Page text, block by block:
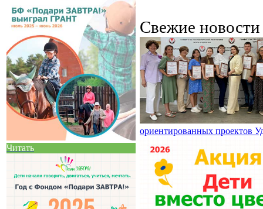
Читать
Свежие
ориентированных проектов